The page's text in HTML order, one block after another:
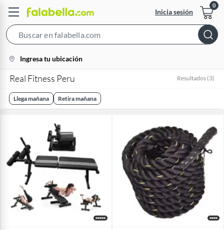
Inicia sesión
Bar
location-
icon
Ingresa tu ubicación
Real Fitness Peru Resultados (3)
Llega mañana Retira mañana